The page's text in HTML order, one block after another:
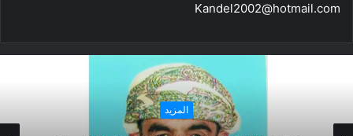
Kandel2002@hotmail.com
كتابنا